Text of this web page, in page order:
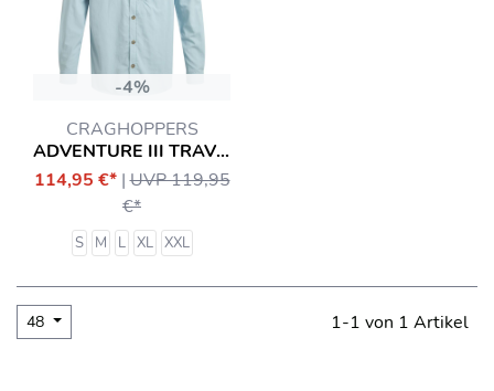
-4%
CRAGHOPPERS
ADVENTURE III TRAVEL HEMD
114,95 €* |UVP 119,95
€*
S M L XL XXL
48 1-1 von 1 Artikel